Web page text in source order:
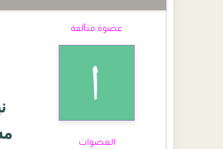
عضوة متألقة
العضوات